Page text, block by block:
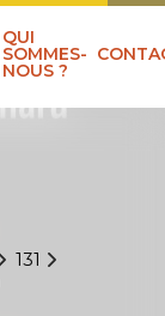
QUI
SOMMES-
NOUS ?
131